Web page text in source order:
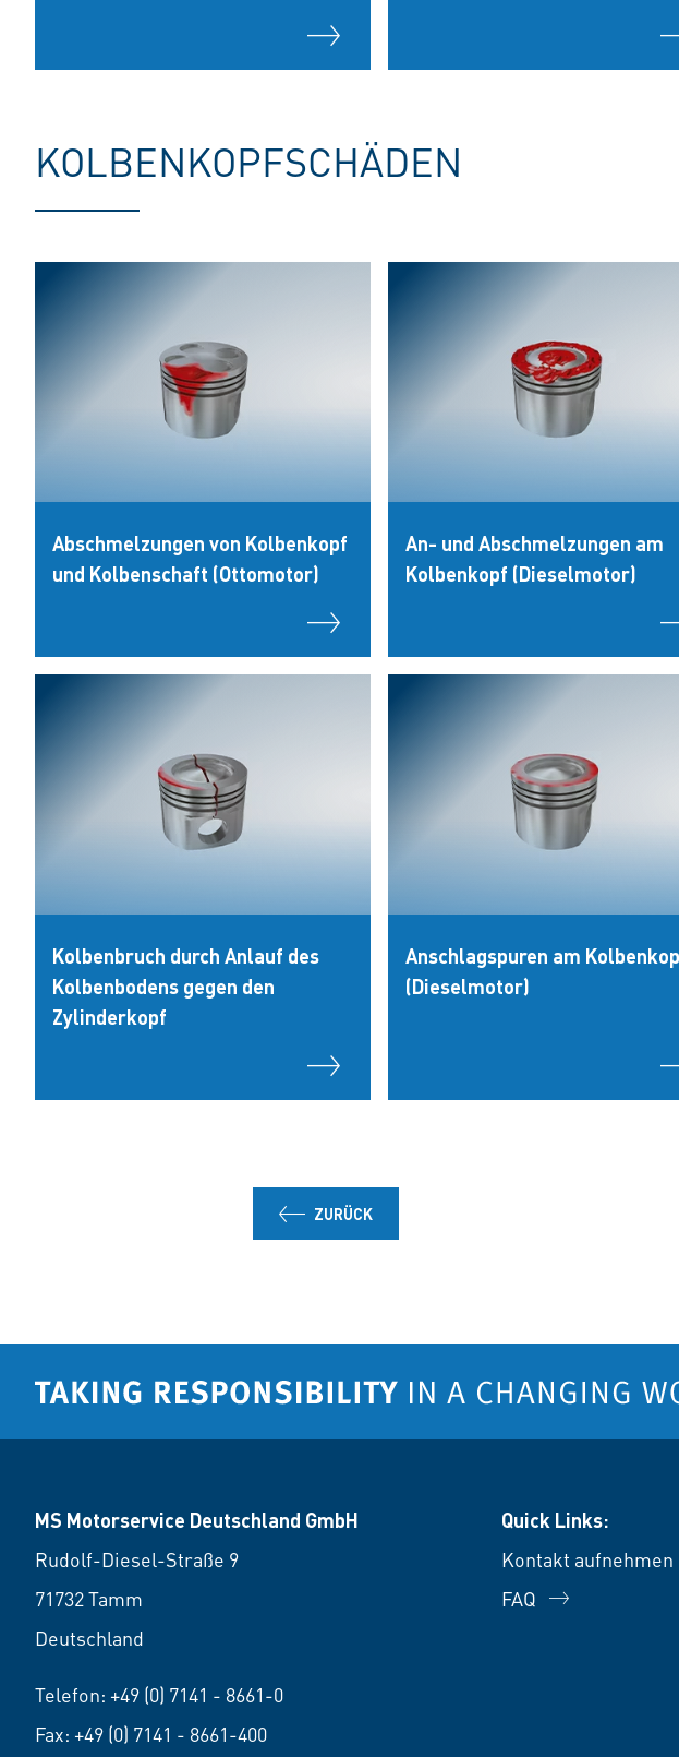
KOLBENKOPFSCHÄDEN
Abschmelzungen von Kolbenkopf
und Kolbenschaft (Ottomotor)
An- und Abschmelzungen am
Kolbenkopf (Dieselmotor)
Kolbenbruch durch Anlauf des
Kolbenbodens gegen den
Zylinderkopf
Anschlagspuren am
(Dieselmotor)
ZURÜCK
MS Motorservice Deutschland GmbH
Rudolf-Diesel-Straße 9
71732 Tamm
Deutschland
Telefon: +49 (0) 7141 - 8661-0
Fax: +49 (0) 7141 - 8661-400
Quick Links:
Kontakt aufnehmen
FAQ